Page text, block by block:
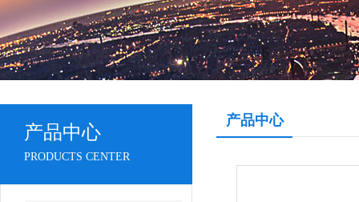
产品中心
PRODUCTS CENTER
产品中心